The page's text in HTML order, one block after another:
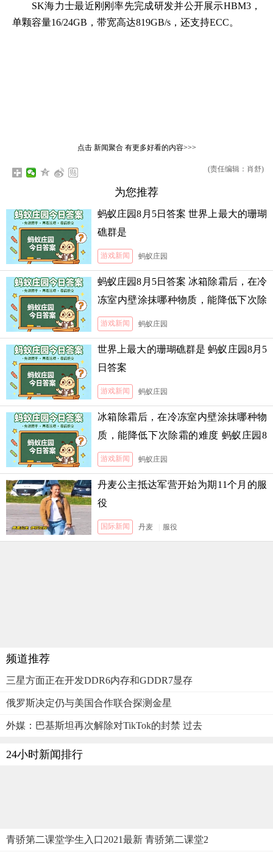
SK海力士最近刚刚率先完成研发并公开展示HBM3，
单颗容量16/24GB，带宽高达819GB/s，还支持ECC。
点击 新闻聚合有更多好看的内容>>>
(责任编辑：肖舒)
为您推荐
蚂蚁庄园8月5日答案 世界上最大的珊瑚
礁群是
游戏新闻 蚂蚁庄园
蚂蚁庄园8月5日答案 冰箱除霜后，在冷
冻室内壁涂抹哪种物质，能降低下次除
霜的难度
游戏新闻 蚂蚁庄园
世界上最大的珊瑚礁群是 蚂蚁庄园8月5
日答案
游戏新闻 蚂蚁庄园
冰箱除霜后，在冷冻室内壁涂抹哪种物
质，能降低下次除霜的难度 蚂蚁庄园8
月5日答案
游戏新闻 蚂蚁庄园
丹麦公主抵达军营开始为期11个月的服
役
国际新闻 丹麦 服役
频道推荐
三星方面正在开发DDR6内存和GDDR7显存
俄罗斯决定仍与美国合作联合探测金星
外媒：巴基斯坦再次解除对TikTok的封禁 过去
24小时新闻排行
青骄第二课堂学生入口2021最新 青骄第二课堂2